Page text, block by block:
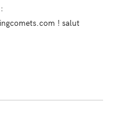
! salut